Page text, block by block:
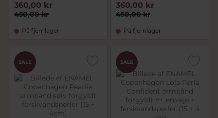
450,00 kr
360,00 kr
På fjernlager
450,00 kr
360,00 kr
På fjernlager
SALE SALE